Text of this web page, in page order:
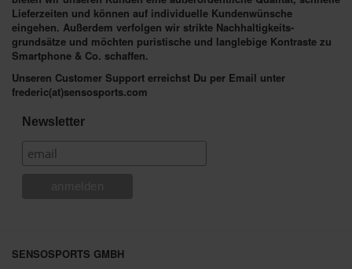
Lieferzeiten und können auf individuelle Kundenwünsche
eingehen. Außerdem verfolgen wir strikte Nachhaltigkeits-
grundsätze und möchten puristische und langlebige Kontraste zu
Smartphone & Co. schaffen.
Unseren Customer Support erreichst Du per Email unter
frederic(at)sensosports.com
Newsletter
SENSOSPORTS GMBH